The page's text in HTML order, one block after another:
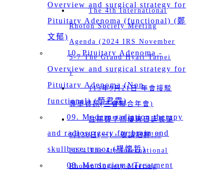
The 4th International
Rhoton Society Meeting
Agenda (2024 IRS November
5-7 The Grand Hyatt Taipei
)
113年9月21日 年會接駁
專車資訊(三會聯合年會)
註冊費早鳥優惠日延長至
9月30日(一)，敬請把握!!!
2024 The 4th International
Rhoton Society Meeting
Overview and surgical strategy for
Pituitary Adenoma (functional) (鄭
文郁)
10. Pituitary Adenoma -
Overview and surgical strategy for
Pituitary Adenoma (Non-
functional) (顏君霖)
09. Modern radiation therapy
and radiosurgery for brain and
skullbase tumor (楊懷哲)
08. Meningioma Treatment